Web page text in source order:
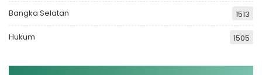
Bangka Selatan 1513
Hukum 1505